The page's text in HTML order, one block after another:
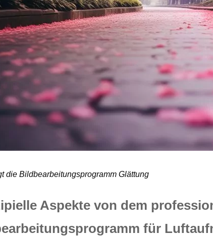
die Bildbearbeitungsprogramm Glättung
Aspekte von dem
für